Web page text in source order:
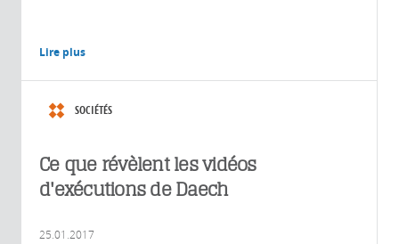
Lire plus
SOCIÉTÉS
Ce que révèlent les vidéos
d'exécutions de Daech
25.01.2017